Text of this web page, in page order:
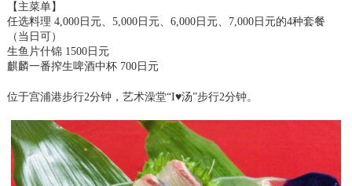
【主菜单】
任选料理 4,000日元、5,000日元、6,000日元、7,000日元的4种套餐
（当日可）
生鱼片什锦 1500日元
麒麟一番搾生啤酒中杯 700日元
位于宫浦港步行2分钟，艺术澡堂“I♥汤”步行2分钟。